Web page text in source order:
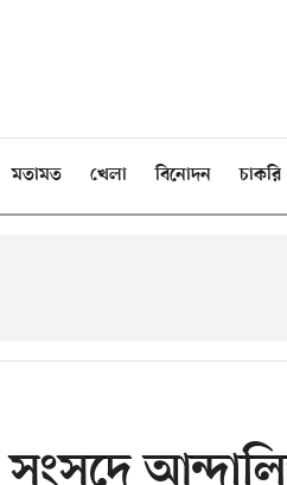
মতামত খেলা বিনোদন চাকরি
সংসদে